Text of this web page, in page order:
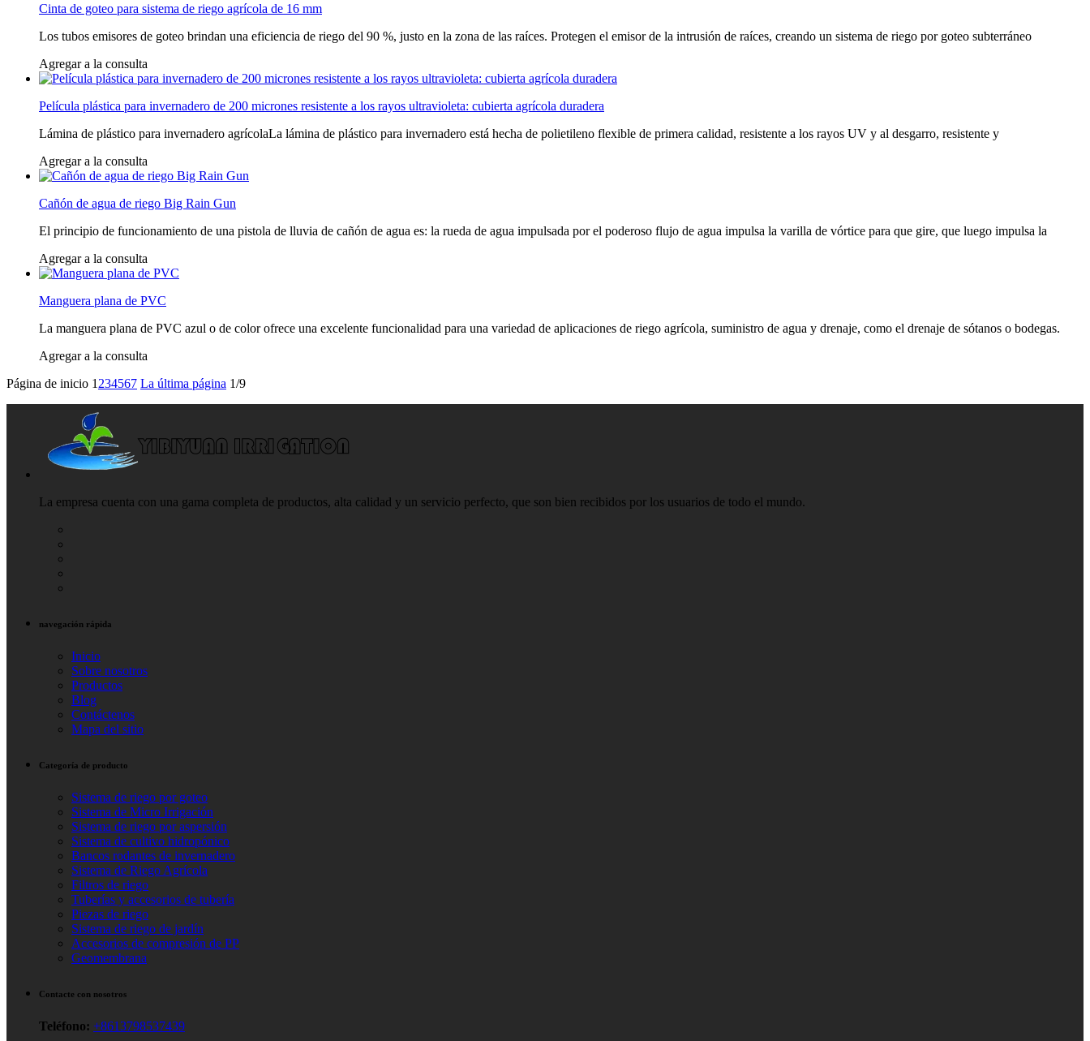
Cinta de goteo para sistema de riego agrícola de 16 mm
Los tubos emisores de goteo brindan una eficiencia de riego del 90 %, justo en la zona de las raíces. Protegen el emisor de la intrusión de raíces, creando un sistema de riego por goteo subterráneo
Agregar a la consulta
Película plástica para invernadero de 200 micrones resistente a los rayos ultravioleta: cubierta agrícola duradera
Lámina de plástico para invernadero agrícolaLa lámina de plástico para invernadero está hecha de polietileno flexible de primera calidad, resistente a los rayos UV y al desgarro, resistente y
Agregar a la consulta
Cañón de agua de riego Big Rain Gun
El principio de funcionamiento de una pistola de lluvia de cañón de agua es: la rueda de agua impulsada por el poderoso flujo de agua impulsa la varilla de vórtice para que gire, que luego impulsa la
Agregar a la consulta
Manguera plana de PVC
La manguera plana de PVC azul o de color ofrece una excelente funcionalidad para una variedad de aplicaciones de riego agrícola, suministro de agua y drenaje, como el drenaje de sótanos o bodegas.
Agregar a la consulta
Página de inicio 1 234567 La última página 1/9
La empresa cuenta con una gama completa de productos, alta calidad y un servicio perfecto, que son bien recibidos por los usuarios de todo el mundo.
navegación rápida
Inicio
Sobre nosotros
Productos
Blog
Contáctenos
Mapa del sitio
Categoría de producto
Sistema de riego por goteo
Sistema de Micro Irrigación
Sistema de riego por aspersión
Sistema de cultivo hidropónico
Bancos rodantes de invernadero
Sistema de Riego Agrícola
Filtros de riego
Tuberías y accesorios de tubería
Piezas de riego
Sistema de riego de jardín
Accesorios de compresión de PP
Geomembrana
Contacte con nosotros
Teléfono: +8613798537439